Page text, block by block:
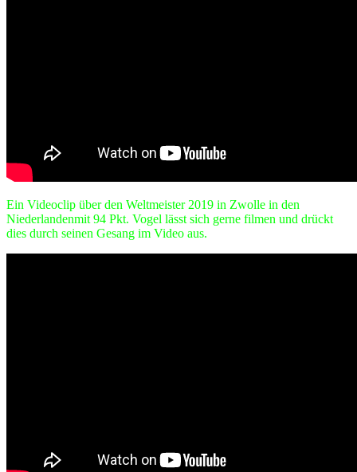
Ein Videoclip über den Weltmeister 2019 in Zwolle in den
Niederlandenmit 94 Pkt. Vogel lässt sich gerne filmen und drückt
dies durch seinen Gesang im Video aus.